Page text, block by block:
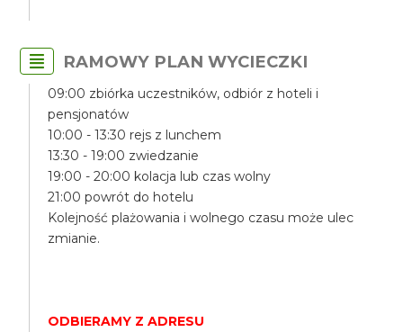
RAMOWY PLAN WYCIECZKI
09:00 zbiórka uczestników, odbiór z hoteli i
pensjonatów
10:00 - 13:30 rejs z lunchem
13:30 - 19:00 zwiedzanie
19:00 - 20:00 kolacja lub czas wolny
21:00 powrót do hotelu
Kolejność plażowania i wolnego czasu może ulec
zmianie.
ODBIERAMY Z ADRESU